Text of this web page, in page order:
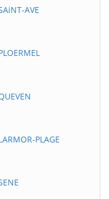
AVE
PLAGE